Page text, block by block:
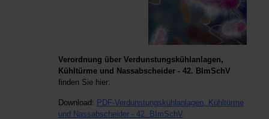
Verordnung über Verdunstungskühlanlagen,
Kühltürme und Nassabscheider - 42. BImSchV
finden Sie hier:
Download: PDF-Verdunstungskühlanlagen, Kühltürme
und Nassabscheider - 42. BImSchV